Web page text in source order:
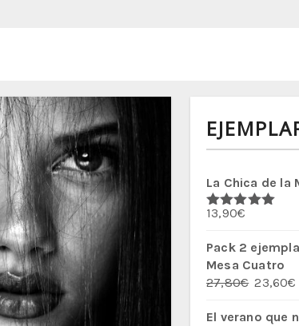
La Chica de la
Valorado
5
13,90€
Pack 2
Mesa Cuatro
27,80€ El
original
23,60€
El verano que